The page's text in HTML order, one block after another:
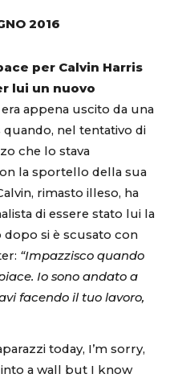
2016
per Calvin Harris
lui un nuovo
appena uscito da una
nel tentativo di
che lo stava
la sportello della sua
rimasto illeso, ha
di essere stato lui la
si è scusato con
“Impazzisco quando
Io sono andato a
facendo il tuo lavoro,
today, I’m sorry,
a wall but I know